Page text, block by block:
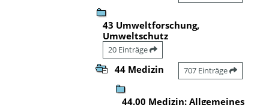
43 Umweltforschung,
Umweltschutz
20 Einträge
44 Medizin 707 Einträge
44.00 Medizin: Allgemeines